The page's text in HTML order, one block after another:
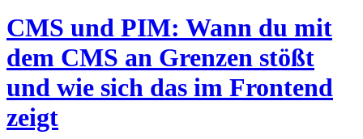
CMS und PIM: Wann du mit
dem CMS an Grenzen stößt
und wie sich das im Frontend
zeigt